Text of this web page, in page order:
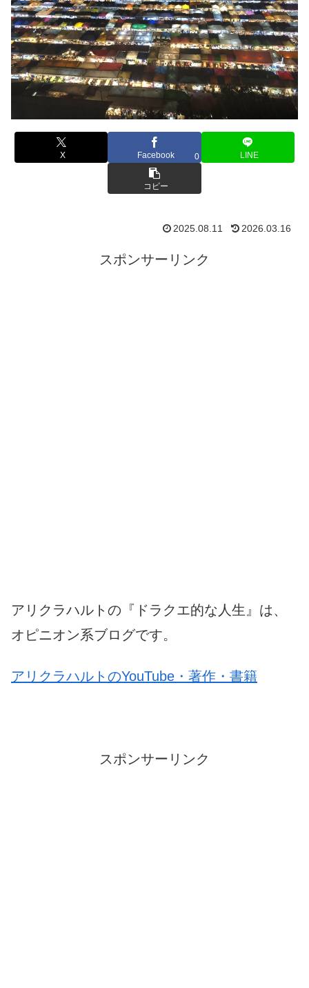
X Facebook 0 LINE
コピー
2025.08.11 2026.03.16
スポンサーリンク
アリクラハルトの『ドラクエ的な人生』は、
オピニオン系ブログです。
アリクラハルトのYouTube・著作・書籍
スポンサーリンク